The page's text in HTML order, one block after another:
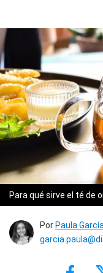
Para qué sirve el té de
Por Paula García